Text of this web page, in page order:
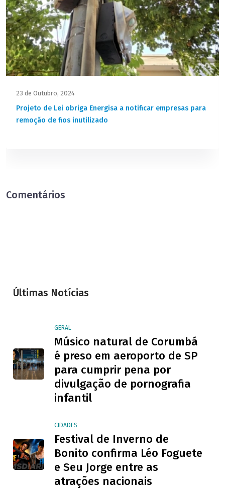
23 de Outubro, 2024
Projeto de Lei obriga Energisa a notificar empresas para
remoção de fios inutilizado
Comentários
Últimas Notícias
GERAL
Músico natural de Corumbá
é preso em aeroporto de SP
para cumprir pena por
divulgação de pornografia
infantil
CIDADES
Festival de Inverno de
Bonito confirma Léo Foguete
e Seu Jorge entre as
atrações nacionais